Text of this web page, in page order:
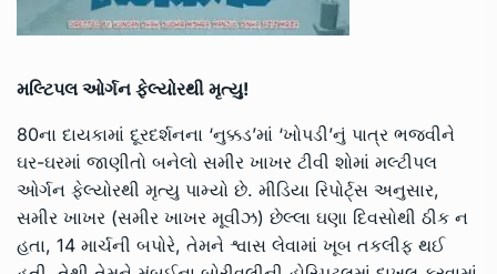
મલ્ટિપલ ઓર્ગન ફેલ્યોરથી મૃત્યુ!
80ના દાયકામાં દૂરદર્શનના ‘નુક્કડ’માં ‘ખોપડી’નું પાત્ર ભજવીને
ઘર-ઘરમાં જાણીતો બનેલો સમીર ખાખર ટીવી શોમાં મલ્ટીપલ
ઓર્ગન ફેલ્યોરથી મૃત્યુ પામ્યો છે. મીડિયા રિપોર્ટ્સ અનુસાર,
સમીર ખાખર (સમીર ખાખર મૂવીઝ) છેલ્લા ઘણા દિવસોથી ઠીક ન
હતા, 14 માર્ચની બપોરે, તેમને શ્વાસ લેવામાં ખૂબ તકલીફ થઈ